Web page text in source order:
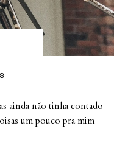
ainda não tinha contado
um pouco pra mim